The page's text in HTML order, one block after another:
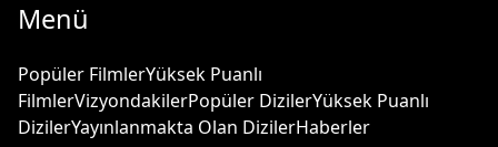
Menü
Popüler FilmlerYüksek Puanlı
FilmlerVizyondakilerPopüler DizilerYüksek Puanlı
DizilerYayınlanmakta Olan DizilerHaberler